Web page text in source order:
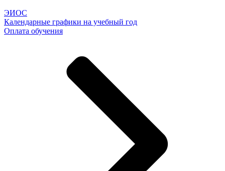
ЭИОС
Календарные графики на учебный год
Оплата обучения